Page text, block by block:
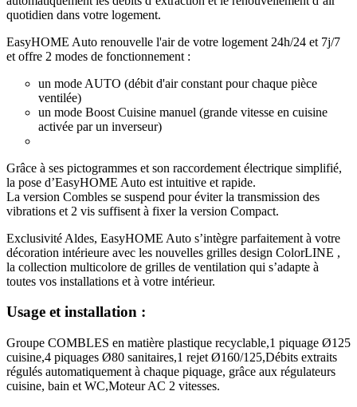
quotidien dans votre logement.
EasyHOME Auto renouvelle l'air de votre logement 24h/24 et 7j/7
et offre 2 modes de fonctionnement :
un mode AUTO (débit d'air constant pour chaque pièce
ventilée)
un mode Boost Cuisine manuel (grande vitesse en cuisine
activée par un inverseur)
Grâce à ses pictogrammes et son raccordement électrique simplifié,
la pose d’EasyHOME Auto est intuitive et rapide.
La version Combles se suspend pour éviter la transmission des
vibrations et 2 vis suffisent à fixer la version Compact.
Exclusivité Aldes, EasyHOME Auto s’intègre parfaitement à votre
décoration intérieure avec les nouvelles grilles design ColorLINE ,
la collection multicolore de grilles de ventilation qui s’adapte à
toutes vos installations et à votre intérieur.
Usage et installation :
Groupe COMBLES en matière plastique recyclable,1 piquage Ø125
cuisine,4 piquages Ø80 sanitaires,1 rejet Ø160/125,Débits extraits
régulés automatiquement à chaque piquage, grâce aux régulateurs
cuisine, bain et WC,Moteur AC 2 vitesses.